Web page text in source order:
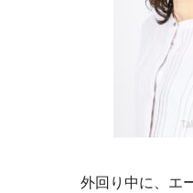
外回り中に、エ